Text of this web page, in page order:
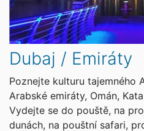
Dubaj / Emiráty
Poznejte kulturu tajemného
Arabské emiráty, Omán,
Vydejte se do pouště, na
dunách, na pouštní safari,